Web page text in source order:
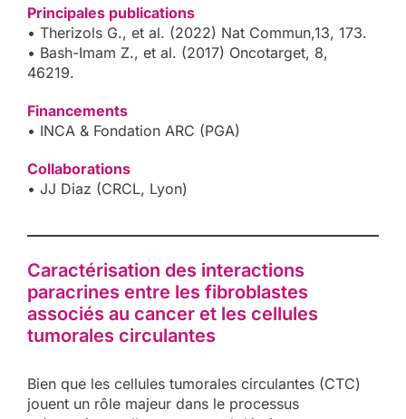
Principales publications
• Therizols G., et al. (2022) Nat Commun,13, 173.
• Bash-Imam Z., et al. (2017) Oncotarget, 8,
46219.
Financements
• INCA & Fondation ARC (PGA)
Collaborations
• JJ Diaz (CRCL, Lyon)
Caractérisation des interactions
paracrines entre les fibroblastes
associés au cancer et les cellules
tumorales circulantes
Bien que les cellules tumorales circulantes (CTC)
jouent un rôle majeur dans le processus